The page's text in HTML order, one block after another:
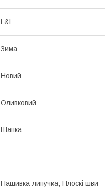
L&L
Зима
Новий
Оливковий
Шапка
Нашивка-липучка, Плоскі шви